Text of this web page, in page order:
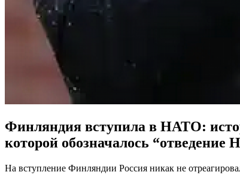
Финляндия вступила в НАТО:
которой обозначалось
На вступление Финляндии Россия никак не